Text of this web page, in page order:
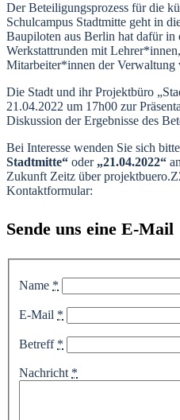
Der Beteiligungsprozess für die
Schulcampus Stadtmitte geht in
Baupiloten aus Berlin hat dafür in
Werkstattrunden mit
Mitarbeiter*innen der Verwaltung
Die Stadt und ihr Projektbüro
21.04.2022 um 17h00 zur
Diskussion der Ergebnisse des
Bei Interesse wenden Sie sich
Stadtmitte“ oder „21.04.2022“
Zukunft Zeitz über
Kontaktformular:
Sende uns eine E-Mail
Name *
E-Mail *
Betreff *
Nachricht *